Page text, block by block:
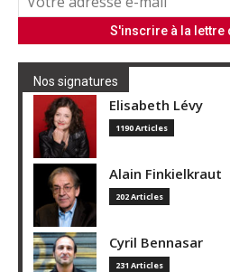
Nos signatures
Elisabeth Lévy
1190 Articles
Alain Finkielkraut
202 Articles
Cyril Bennasar
231 Articles